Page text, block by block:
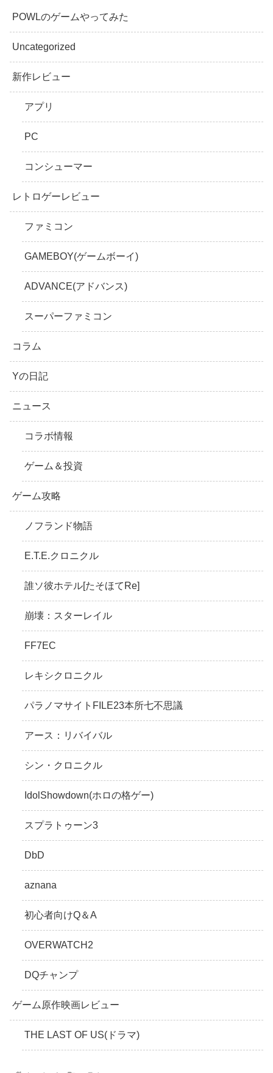
POWLのゲームやってみた
Uncategorized
新作レビュー
アプリ
PC
コンシューマー
レトロゲーレビュー
ファミコン
GAMEBOY(ゲームボーイ)
ADVANCE(アドバンス)
スーパーファミコン
コラム
Yの日記
ニュース
コラボ情報
ゲーム＆投資
ゲーム攻略
ノフランド物語
E.T.E.クロニクル
誰ソ彼ホテル[たそほてRe]
崩壊：スターレイル
FF7EC
レキシクロニクル
パラノマサイトFILE23本所七不思議
アース：リバイバル
シン・クロニクル
IdolShowdown(ホロの格ゲー)
スプラトゥーン3
DbD
aznana
初心者向けQ＆A
OVERWATCH2
DQチャンプ
ゲーム原作映画レビュー
THE LAST OF US(ドラマ)